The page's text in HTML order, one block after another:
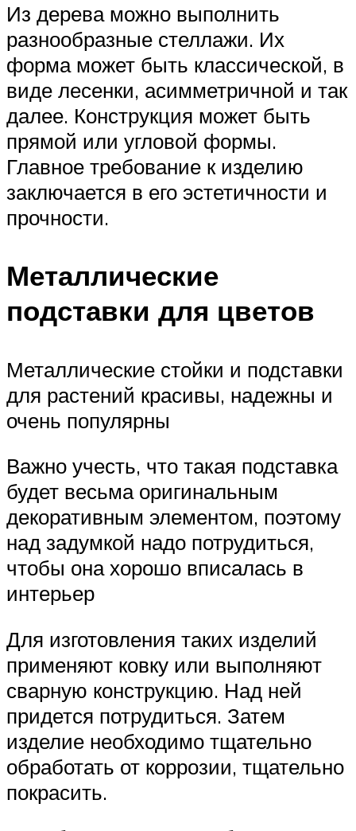
Из дерева можно выполнить
разнообразные стеллажи. Их
форма может быть классической, в
виде лесенки, асимметричной и так
далее. Конструкция может быть
прямой или угловой формы.
Главное требование к изделию
заключается в его эстетичности и
прочности.
Металлические
подставки для цветов
Металлические стойки и подставки
для растений красивы, надежны и
очень популярны
Важно учесть, что такая подставка
будет весьма оригинальным
декоративным элементом, поэтому
над задумкой надо потрудиться,
чтобы она хорошо вписалась в
интерьер
Для изготовления таких изделий
применяют ковку или выполняют
сварную конструкцию. Над ней
придется потрудиться. Затем
изделие необходимо тщательно
обработать от коррозии, тщательно
покрасить.